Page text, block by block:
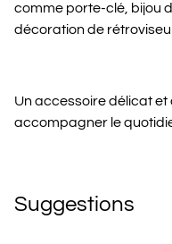
comme porte-clé, bijou
décoration de
Un accessoire délicat
accompagner le
Suggestions